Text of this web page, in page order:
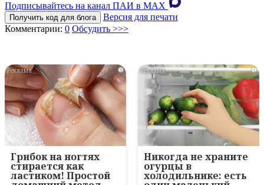
Подписывайтесь на канал ПАИ в MAХ
Получить код для блога
Версия для печати
Комментарии: 0 Обсудить >>>
i
Грибок на ногтях
стирается как
ластиком! Простой
i
Никогда не храните
огурцы в
холодильнике: есть